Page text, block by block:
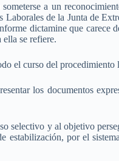
a un
de la Junta de
dictamine que carece
ella se refiere.
el curso del
los documentos
selectivo y al objetivo
estabilización, por el